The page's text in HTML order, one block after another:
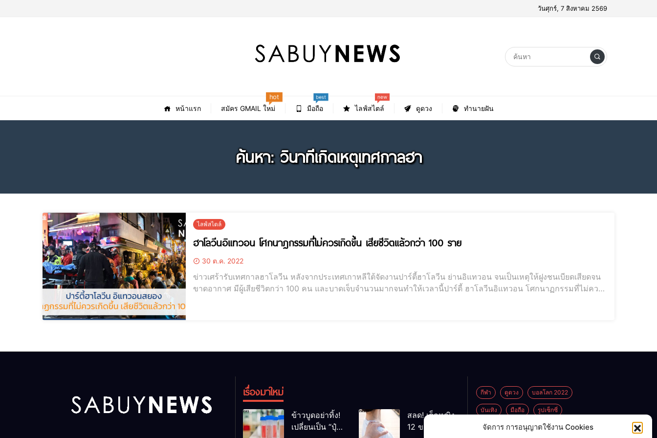
จัดการ การอนุญาตใช้งาน Cookies
วันศุกร์, 7 สิงหาคม 2569
หน้าแรก สมัคร GMAIL ใหม่
hot
มือถือ
best
ไลฟ์สไตล์
new
ดูดวง ทำนายฝัน
ค้นหา: วินาทีเกิดเหตุเทศกาลฮา
ไลฟ์สไตล์
ฮาโลวีนอิแทวอน โศกนาฏกรรมที่ไม่ควรเกิดขึ้น เสียชีวิตแล้วกว่า 100 ราย
30 ต.ค. 2022
ข่าวเศร้ารับเทศกาลฮาโลวีน หลังจากประเทศเกาหลีใต้จัดงานปาร์ตี้ฮาโลวีน ย่านอิแทวอน จนเป็นเหตุให้ฝูงชนเบียดเสียดจน
ขาดอากาศ มีผู้เสียชีวิตกว่า 100 คน และบาดเจ็บจำนวนมากจนทำให้เวลานี้ปาร์ตี้ ฮาโลวีนอิแทวอน โศกนาฏกรรมที่ไม่ควร
เรื่องมาใหม่
ข้าวบูดอย่าทิ้ง!
เปลี่ยนเป็น “ปุ๋ย
สลด! เด็กหญิง
12 ขวบ ถูกพ่อ
กีฬา ดูดวง บอลโลก 2022
บันเทิง มือถือ รูปเซ็กซี่
ไลฟ์สไตล์